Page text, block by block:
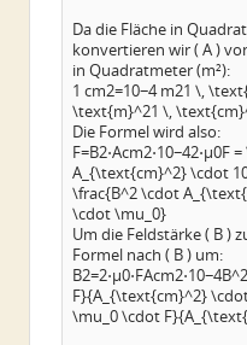
Da die Fläche in
konvertieren wir ( A )
in Quadratmeter (m²):
1 cm2=10−4 m21 \,
\text{m}^21 \,
Die Formel wird also:
F=B2⋅Acm2⋅10−42⋅μ0F
A_{\text{cm}^2} \cdot
\frac{B^2 \cdot
\cdot \mu_0}
Um die Feldstärke ( B )
Formel nach ( B ) um:
F}{A_{\text{cm}^2}
\mu_0 \cdot